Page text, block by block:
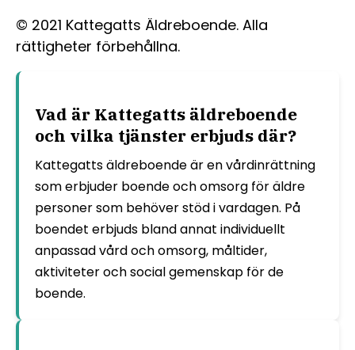
© 2021 Kattegatts Äldreboende. Alla
rättigheter förbehållna.
Vad är Kattegatts äldreboende
och vilka tjänster erbjuds där?
Kattegatts äldreboende är en vårdinrättning
som erbjuder boende och omsorg för äldre
personer som behöver stöd i vardagen. På
boendet erbjuds bland annat individuellt
anpassad vård och omsorg, måltider,
aktiviteter och social gemenskap för de
boende.